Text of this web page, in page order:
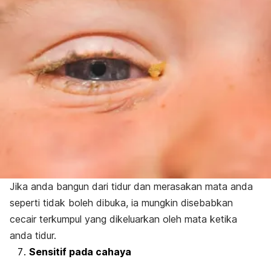
Jika anda bangun dari tidur dan merasakan mata anda
seperti tidak boleh dibuka, ia mungkin disebabkan
cecair terkumpul yang dikeluarkan oleh mata ketika
anda tidur.
Sensitif pada cahaya